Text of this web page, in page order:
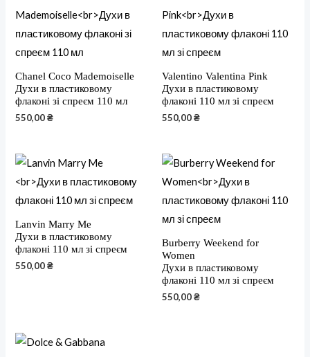
Chanel Coco Mademoiselle
Духи в пластиковому
флаконі зі спреєм 110 мл
550,00₴
Valentino Valentina Pink
Духи в пластиковому
флаконі 110 мл зі спреєм
550,00₴
Lanvin Marry Me
Духи в пластиковому
флаконі 110 мл зі спреєм
550,00₴
Burberry Weekend for
Women
Духи в пластиковому
флаконі 110 мл зі спреєм
550,00₴